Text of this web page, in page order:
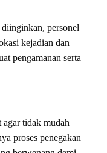
personel
kejadian dan
pengamanan serta
tidak mudah
proses penegakan